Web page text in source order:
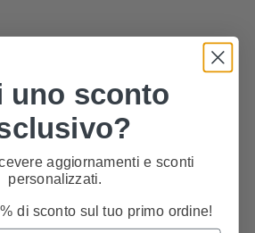
19
uno sconto
aggiornamenti e sconti
personalizzati.
di sconto sul tuo primo ordine!